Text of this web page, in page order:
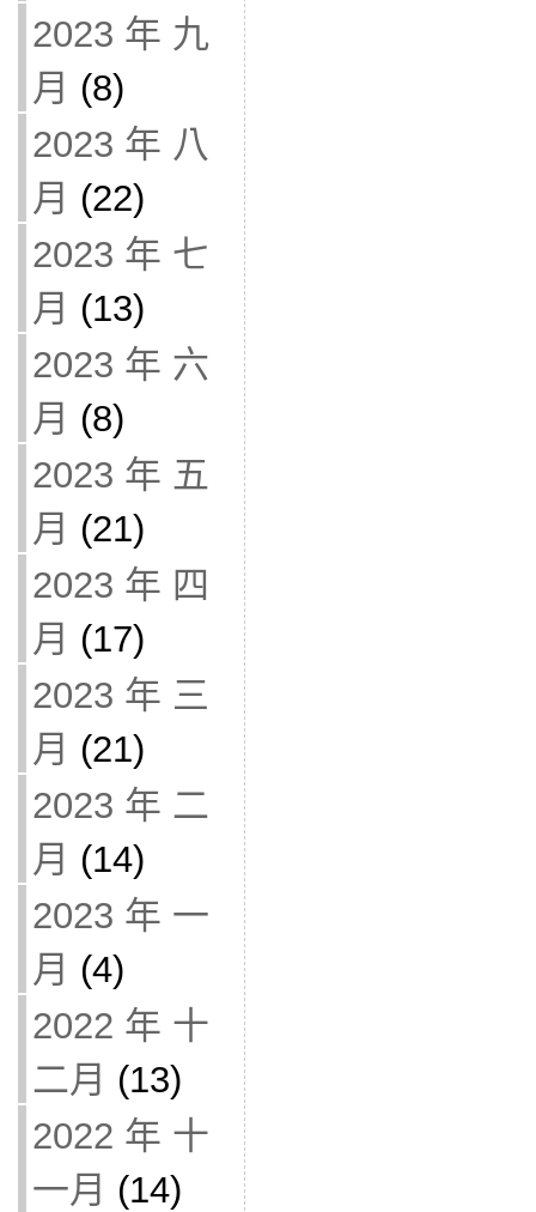
2023 年 九
月 (8)
2023 年 八
月 (22)
2023 年 七
月 (13)
2023 年 六
月 (8)
2023 年 五
月 (21)
2023 年 四
月 (17)
2023 年 三
月 (21)
2023 年 二
月 (14)
2023 年 一
月 (4)
2022 年 十
二月 (13)
2022 年 十
一月 (14)